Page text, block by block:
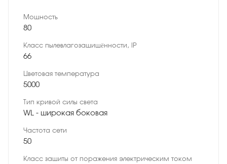
Мощность
80
Класс пылевлагозащищённости, IP
66
Цветовая температура
5000
Тип кривой силы света
WL - широкая боковая
Частота сети
50
Класс защиты от поражения электрическим током